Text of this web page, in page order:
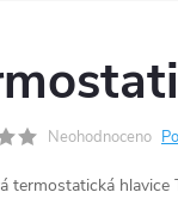
Neohodnoceno
termostatická hlavice